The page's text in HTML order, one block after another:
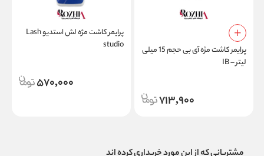
پرایمر کاشت مژه آی بی حجم 15 میلی
لیتر – IB
713,900
پرایمر کاشت مژه لش استدیو Lash
studio
570,000